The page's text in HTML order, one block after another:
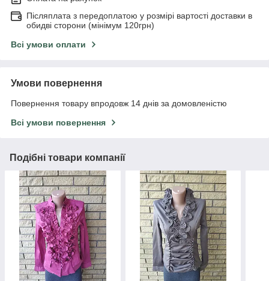
Післяплата з передоплатою у розмірі вартості доставки в
обидві сторони (мінімум 120грн)
Всі умови оплати
Умови повернення
Повернення товару впродовж 14 днів за домовленістю
Всі умови повернення
Подібні товари компанії